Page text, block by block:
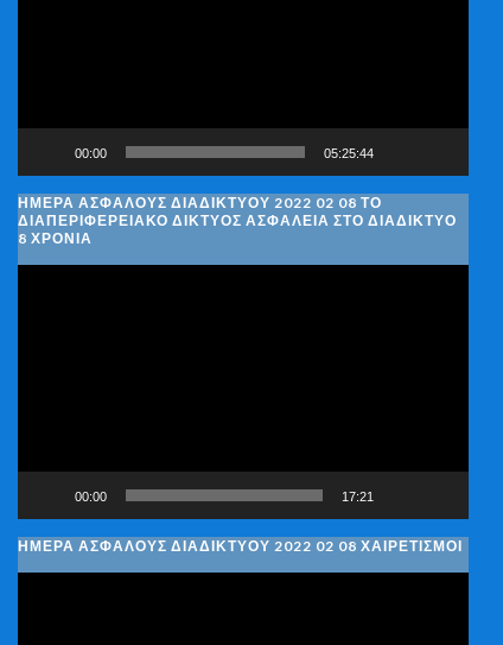
00:00 05:25:44
ΗΜΈΡΑ ΑΣΦΑΛΟΎΣ ΔΙΑΔΙΚΤΎΟΥ 2022 02 08 ΤΟ
ΔΙΑΠΕΡΙΦΕΡΕΙΑΚΌ ΔΊΚΤΥΟΣ ΑΣΦΆΛΕΙΑ ΣΤΟ ΔΙΑΔΊΚΤΥΟ
8 ΧΡΌΝΙΑ
00:00 17:21
ΗΜΈΡΑ ΑΣΦΑΛΟΎΣ ΔΙΑΔΙΚΤΎΟΥ 2022 02 08 ΧΑΙΡΕΤΙΣΜΟΊ